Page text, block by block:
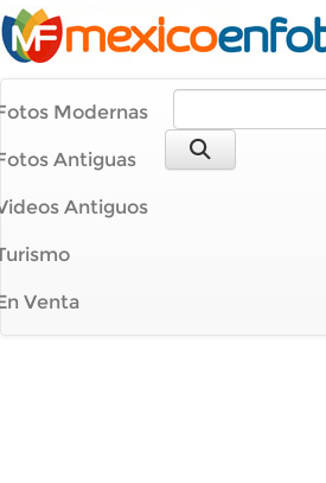
Modernas
Antiguas
Antiguos
Venta